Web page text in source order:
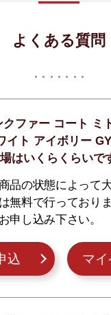
よくある質問
ファー コート ミ
イト アイボリー
はいくらくらいで
品の状態によって
無料で行っており
申し込み下さい。
込 マイ